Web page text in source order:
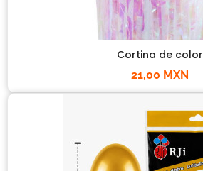
Cortina de color
21,00 MXN